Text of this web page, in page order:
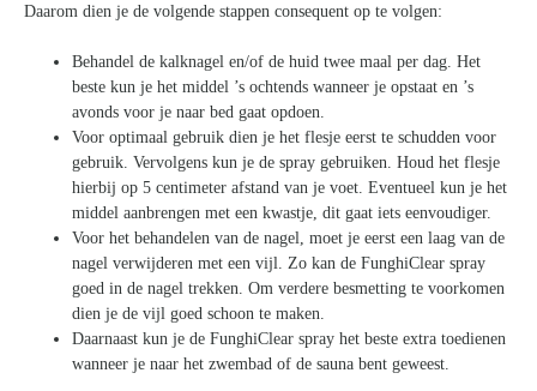
Daarom dien je de volgende stappen consequent op te volgen:
Behandel de kalknagel en/of de huid twee maal per dag. Het
beste kun je het middel ’s ochtends wanneer je opstaat en ’s
avonds voor je naar bed gaat opdoen.
Voor optimaal gebruik dien je het flesje eerst te schudden voor
gebruik. Vervolgens kun je de spray gebruiken. Houd het flesje
hierbij op 5 centimeter afstand van je voet. Eventueel kun je het
middel aanbrengen met een kwastje, dit gaat iets eenvoudiger.
Voor het behandelen van de nagel, moet je eerst een laag van de
nagel verwijderen met een vijl. Zo kan de FunghiClear spray
goed in de nagel trekken. Om verdere besmetting te voorkomen
dien je de vijl goed schoon te maken.
Daarnaast kun je de FunghiClear spray het beste extra toedienen
wanneer je naar het zwembad of de sauna bent geweest.